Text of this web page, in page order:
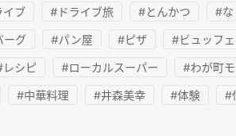
イブ #ドライブ旅 #とんかつ #な
ーグ #パン屋 #ピザ #ビュッフェ
レシピ #ローカルスーパー #わが町
#中華料理 #井森美幸 #体験 #